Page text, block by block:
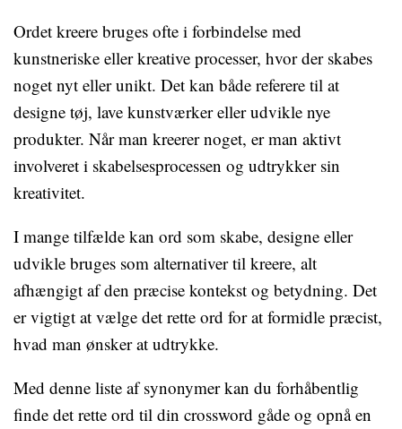
Ordet kreere bruges ofte i forbindelse med
kunstneriske eller kreative processer, hvor der skabes
noget nyt eller unikt. Det kan både referere til at
designe tøj, lave kunstværker eller udvikle nye
produkter. Når man kreerer noget, er man aktivt
involveret i skabelsesprocessen og udtrykker sin
kreativitet.
I mange tilfælde kan ord som skabe, designe eller
udvikle bruges som alternativer til kreere, alt
afhængigt af den præcise kontekst og betydning. Det
er vigtigt at vælge det rette ord for at formidle præcist,
hvad man ønsker at udtrykke.
Med denne liste af synonymer kan du forhåbentlig
finde det rette ord til din crossword gåde og opnå en